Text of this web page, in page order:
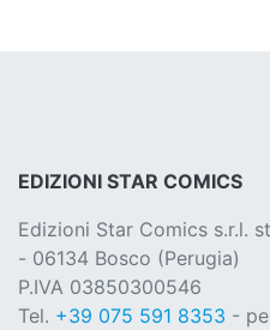
EDIZIONI STAR COMICS
Edizioni Star Comics s.r.l.
- 06134 Bosco (Perugia)
P.IVA 03850300546
Tel. +39 075 591 8353 -